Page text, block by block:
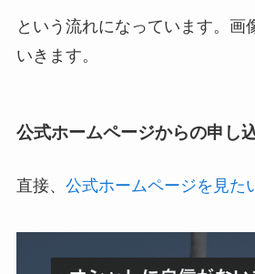
という流れになっています。画
いきます。
公式ホームページからの申し
直接、 公式ホームページを見た